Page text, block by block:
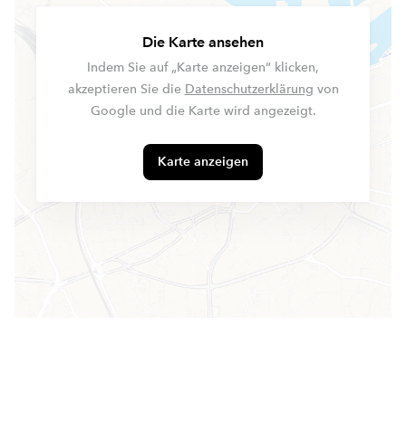
Die Karte ansehen
Indem Sie auf „Karte anzeigen“ klicken,
akzeptieren Sie die Datenschutzerklärung von
Google und die Karte wird angezeigt.
Karte anzeigen